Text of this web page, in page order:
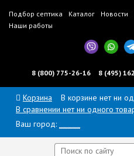
Подбор септика Каталог Новости
Наши работы
8 (800) 775-26-16 8 (495)
Корзина
В корзине нет ни
В сравнении нет ни одного
Ваш город: